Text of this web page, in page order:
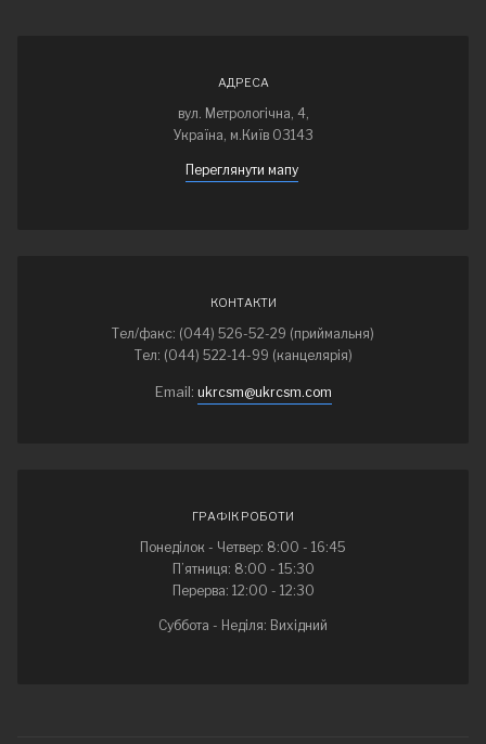
АДРЕСА
вул. Метрологічна, 4,
Україна, м.Київ 03143
Переглянути мапу
КОНТАКТИ
Тел/факс: (044) 526-52-29 (приймальня)
Тел: (044) 522-14-99 (канцелярія)
Email: ukrcsm@ukrcsm.com
ГРАФІК РОБОТИ
Понеділок - Четвер: 8:00 - 16:45
П’ятниця: 8:00 - 15:30
Перерва: 12:00 - 12:30
Суббота - Неділя: Вихідний